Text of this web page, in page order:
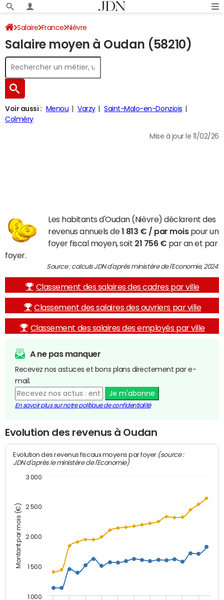
Salaire France Nièvre
Salaire moyen à Oudan (58210)
Voir aussi : Menou Varzy
Saint-Malo-en-Donziois
Colméry
Mise à jour le 11/02/26
Les habitants d'Oudan (Nièvre) déclarent des
revenus annuels de1 813 € / par moispour un
foyer fiscal moyen, soit 21 756 € par an et par
foyer.
Source : calculs JDN d'après ministère de l'Economie, 2024
Classement des salaires des cadres par ville
Classement des salaires des ouvriers par ville
Classement des salaires des employés par ville
A ne pas manquer
Recevez nos astuces et bons plans directement par e-
mail.
Je m'abonne
En savoir plus sur notre politique de confidentialité
Evolution des revenus à Oudan
Montant par mois (€)
Evolution des revenus fiscaux moyens par foyer (source :
JDN d'après le ministère de l'Economie)
1 000
1 500
2 000
2 500
3 000